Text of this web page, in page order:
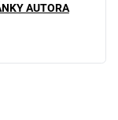
AUTORA